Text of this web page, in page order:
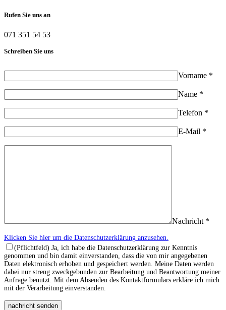
Rufen Sie uns an
071 351 54 53
Schreiben Sie uns
Vorname *
Name *
Telefon *
E-Mail *
Nachricht *
Klicken Sie hier um die Datenschutzerklärung anzusehen.
(Pflichtfeld) Ja, ich habe die Datenschutzerklärung zur Kenntnis
genommen und bin damit einverstanden, dass die von mir angegebenen
Daten elektronisch erhoben und gespeichert werden. Meine Daten werden
dabei nur streng zweckgebunden zur Bearbeitung und Beantwortung meiner
Anfrage benutzt. Mit dem Absenden des Kontaktformulars erkläre ich mich
mit der Verarbeitung einverstanden.